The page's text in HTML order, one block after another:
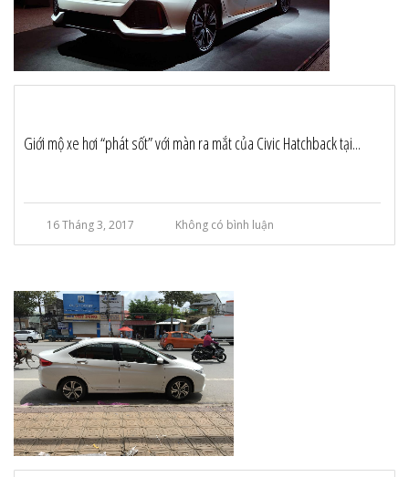
Giới mộ xe hơi “phát sốt” với màn ra mắt của Civic Hatchback tại...
16 Tháng 3, 2017 Không có bình luận